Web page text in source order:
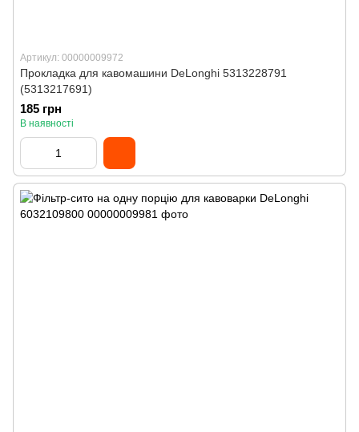
Артикул: 00000009972
Прокладка для кавомашини DeLonghi 5313228791
(5313217691)
185 грн
В наявності